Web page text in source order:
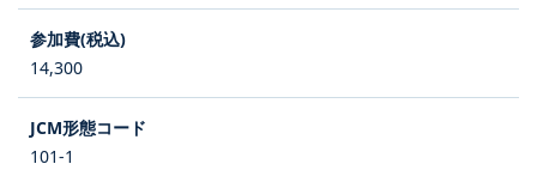
14,300
101-1